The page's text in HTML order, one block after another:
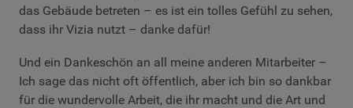
das Gebäude betreten – es ist ein tolles Gefühl zu sehen,
dass ihr Vizia nutzt – danke dafür!
Und ein Dankeschön an all meine anderen Mitarbeiter –
Ich sage das nicht oft öffentlich, aber ich bin so dankbar
für die wundervolle Arbeit, die ihr macht und die Art und